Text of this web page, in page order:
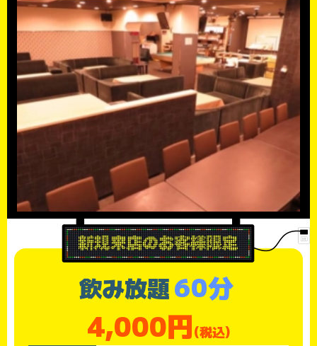
飲み放題60分
4,000円(税込)